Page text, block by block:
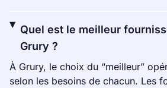
Quel est le meilleur
Grury ?
À Grury, le choix du “meilleur”
selon les besoins de chacun. Les